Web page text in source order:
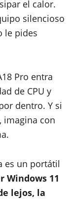
el calor.
silencioso
le pides
Pro entra
de CPU y
dentro. Y si
imagina con
es un portátil
Windows 11
lejos, la